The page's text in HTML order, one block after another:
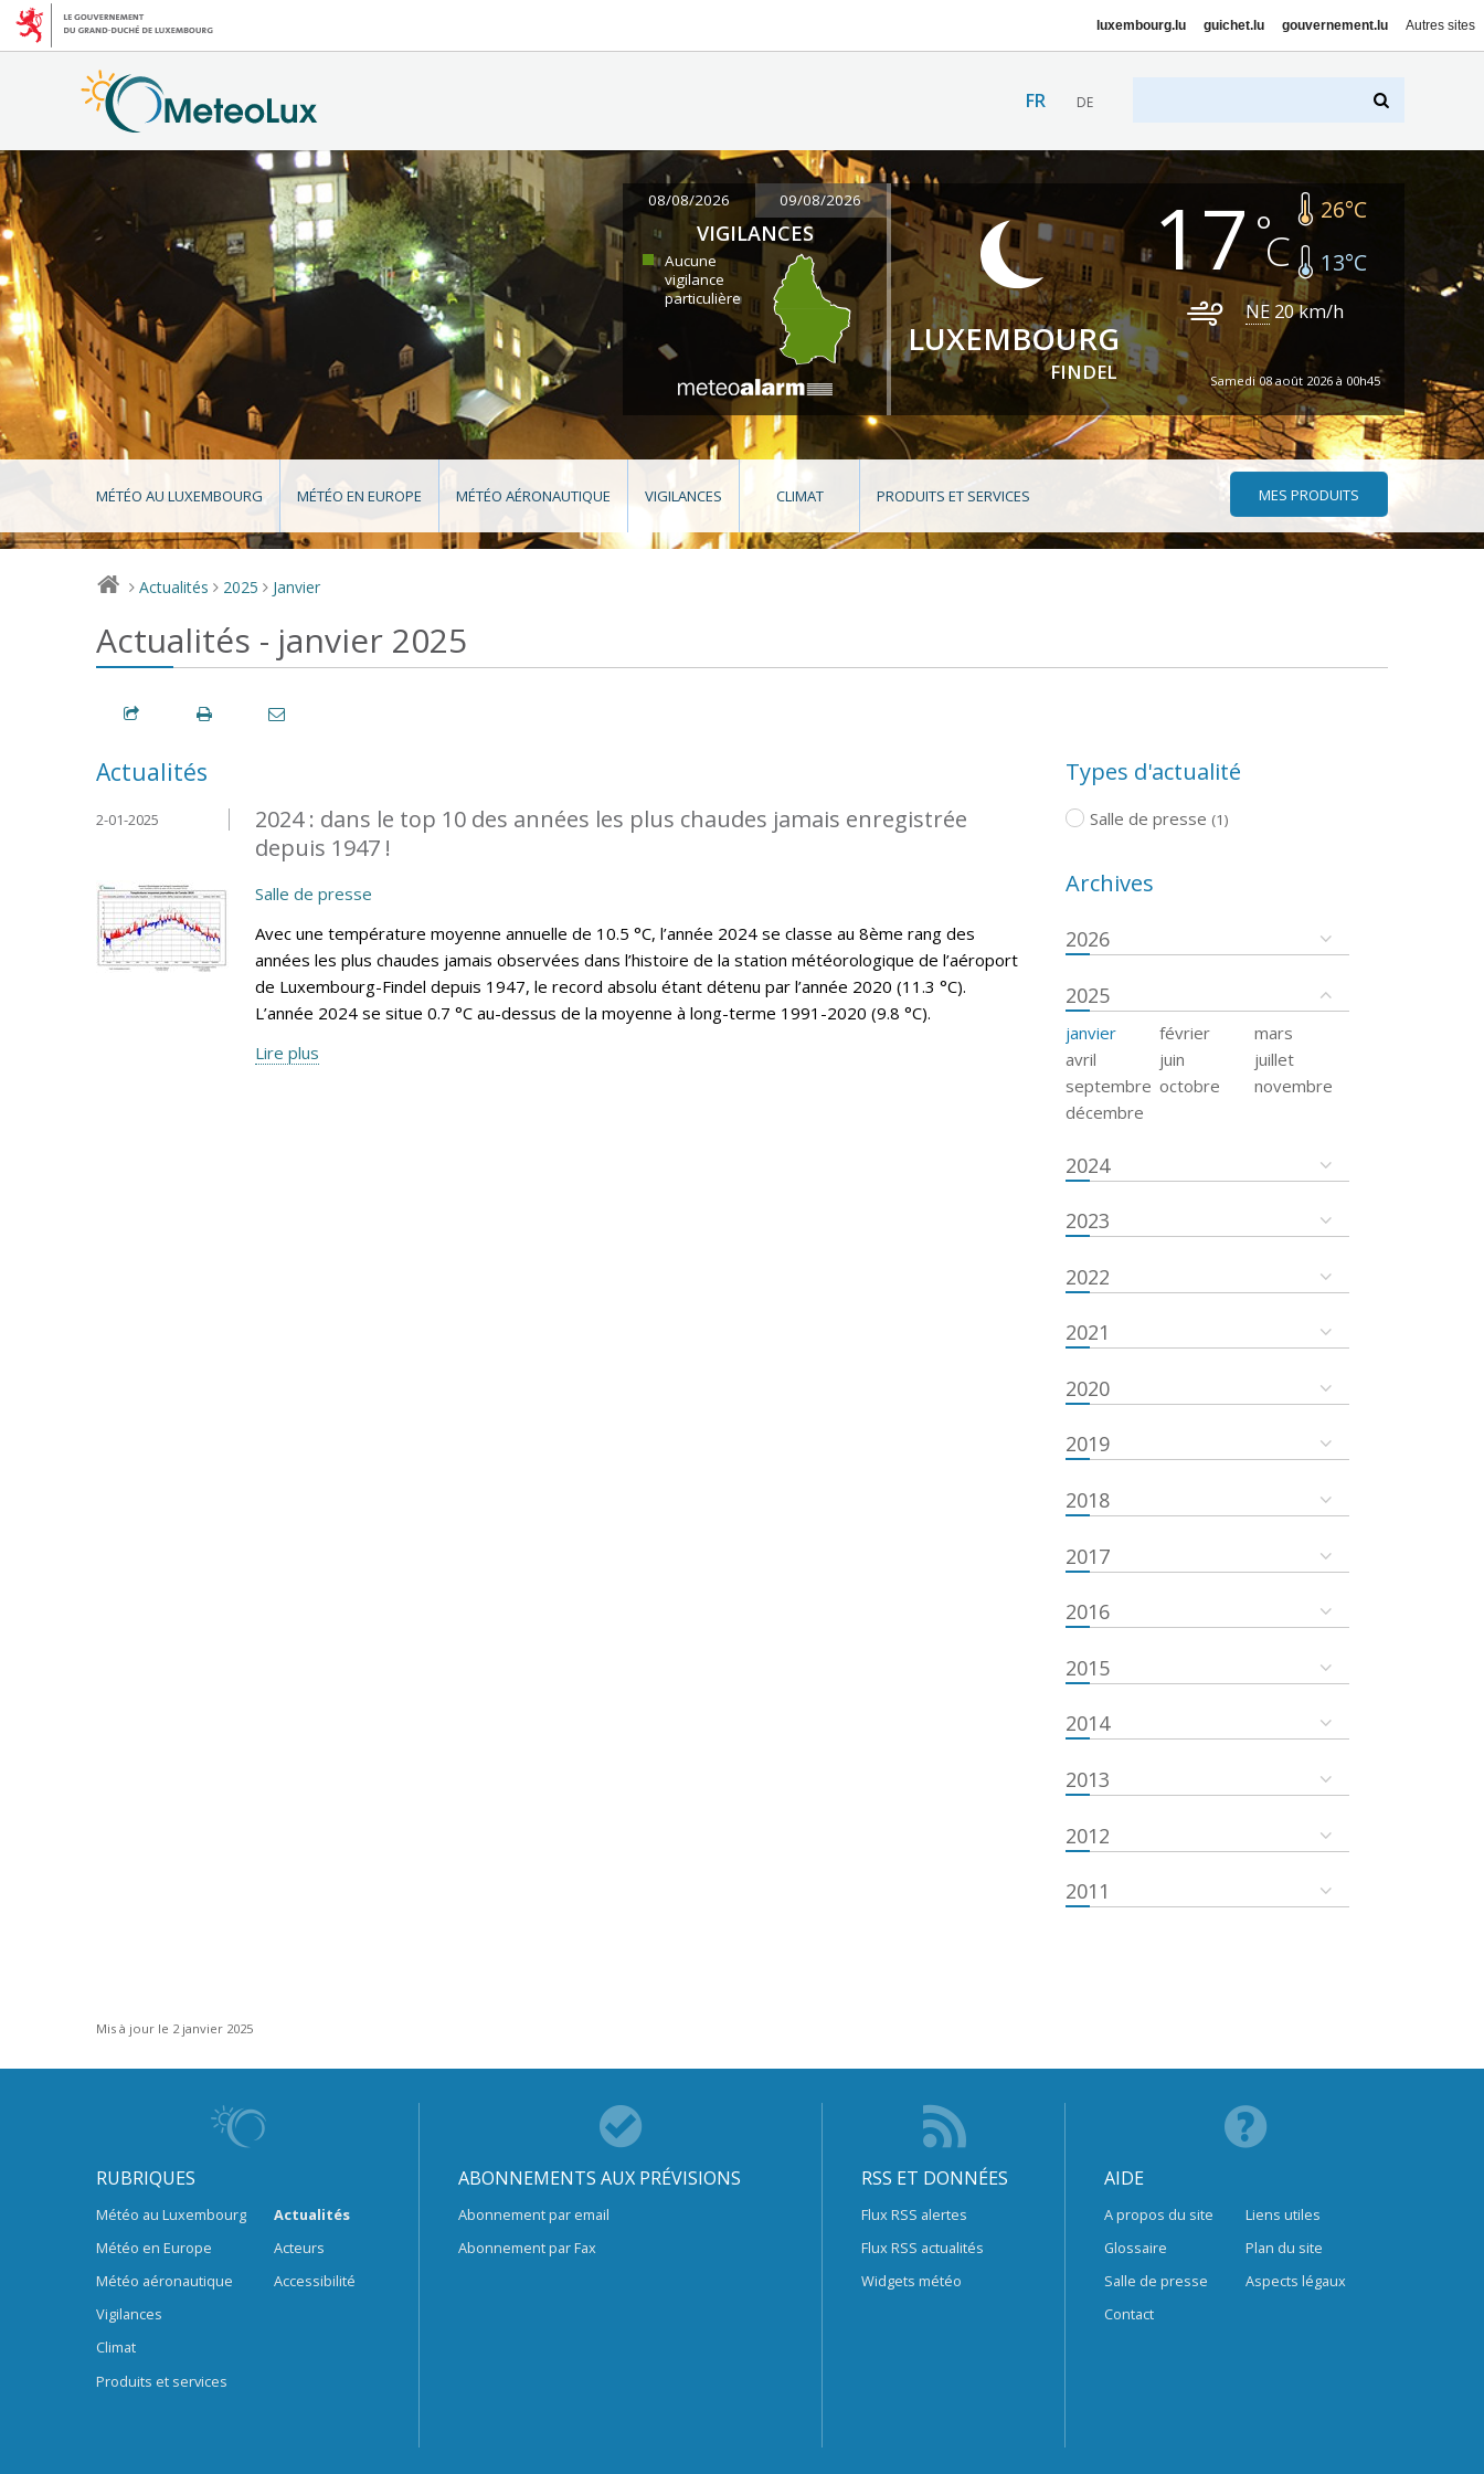
luxembourg.lu guichet.lu gouvernement.lu Autres sites
FR DE
08/08/2026 09/08/2026
VIGILANCES
Aucune
vigilance
particulière
LUXEMBOURG
FINDEL
17 26°C
13°C
NE 20km/h
Samedi 08 août 2026 à 00h45
MÉTÉO AU LUXEMBOURG MÉTÉO EN EUROPE MÉTÉO AÉRONAUTIQUE VIGILANCES CLIMAT PRODUITS ET SERVICES MES PRODUITS
> Actualités > 2025 > Janvier
Actualités - janvier 2025
Actualités
2024 : dans le top 10 des années les plus chaudes jamais enregistrée
depuis 1947 !
2-01-2025
Salle de presse
Avec une température moyenne annuelle de 10.5 °C, l’année 2024 se classe au 8ème rang des
années les plus chaudes jamais observées dans l’histoire de la station météorologique de l’aéroport
de Luxembourg-Findel depuis 1947, le record absolu étant détenu par l’année 2020 (11.3 °C).
L’année 2024 se situe 0.7 °C au-dessus de la moyenne à long-terme 1991-2020 (9.8 °C).
Lire plus
Types d'actualité
Salle de presse (1)
Archives
2026
2025
janvier février
mars
avril
juin
juillet
septembre octobre
novembre
décembre
2024
2023
2022
2021
2020
2019
2018
2017
2016
2015
2014
2013
2012
2011
Mis à jour le 2 janvier 2025
RUBRIQUES
Météo au Luxembourg
Météo en Europe
Météo aéronautique
Vigilances
Climat
Produits et services
Actualités
Acteurs
Accessibilité
ABONNEMENTS AUX PRÉVISIONS
Abonnement par email
Abonnement par Fax
RSS ET DONNÉES
Flux RSS alertes
Flux RSS actualités
Widgets météo
AIDE
A propos du site
Glossaire
Salle de presse
Contact
Liens utiles
Plan du site
Aspects légaux